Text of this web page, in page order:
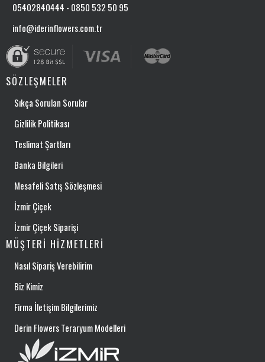
05402840444 - 0850 532 50 95
info@iderinflowers.com.tr
SÖZLEŞMELER
Sıkça Sorulan Sorular
Gizlilik Politikası
Teslimat Şartları
Banka Bilgileri
Mesafeli Satış Sözleşmesi
İzmir Çiçek
İzmir Çiçek Siparişi
MÜŞTERI HIZMETLERI
Nasıl Sipariş Verebilirim
Biz Kimiz
Firma İletişim Bilgilerimiz
Derin Flowers Teraryum Modelleri